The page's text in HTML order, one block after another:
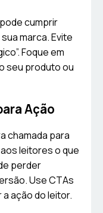
cumprir
marca. Evite
Foque em
seu produto ou
Ação
chamada para
leitores o que
perder
Use CTAs
ação do leitor.